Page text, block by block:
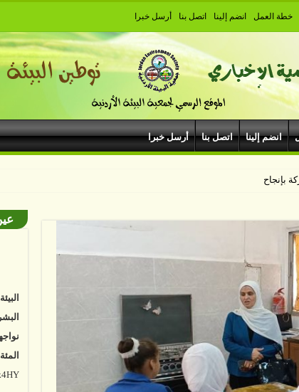
خطة العمل انضم إلينا اتصل بنا أرسل خبرا
انضم إلينا اتصل بنا أرسل خبرا
بإنجاح مهرجان جرش 40